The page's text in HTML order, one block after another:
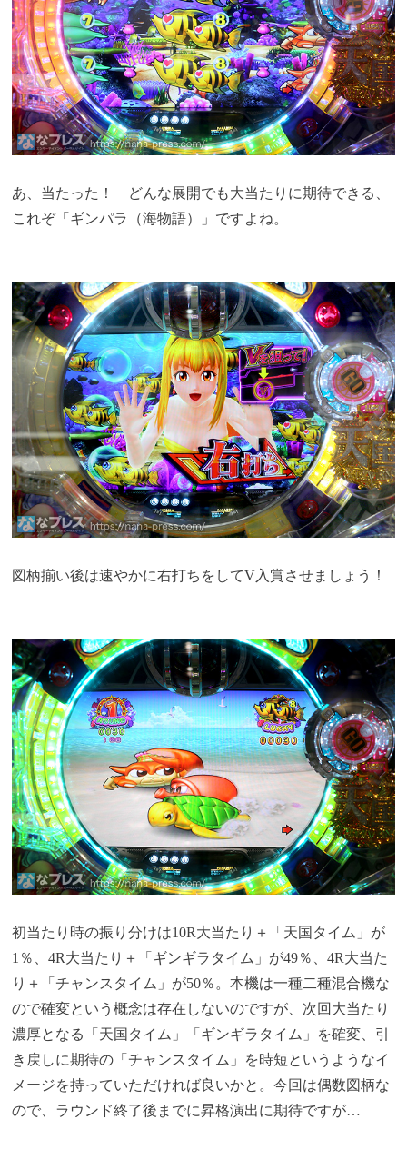
あ、当たった！ どんな展開でも大当たりに期待できる、
これぞ「ギンパラ（海物語）」ですよね。
図柄揃い後は速やかに右打ちをしてV入賞させましょう！
初当たり時の振り分けは10R大当たり＋「天国タイム」が
1％、4R大当たり＋「ギンギラタイム」が49％、4R大当た
り＋「チャンスタイム」が50％。本機は一種二種混合機な
ので確変という概念は存在しないのですが、次回大当たり
濃厚となる「天国タイム」「ギンギラタイム」を確変、引
き戻しに期待の「チャンスタイム」を時短というようなイ
メージを持っていただければ良いかと。今回は偶数図柄な
ので、ラウンド終了後までに昇格演出に期待ですが…